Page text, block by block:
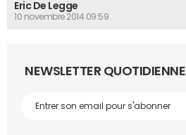
Eric De Legge
10 novembre 2014 09:59
NEWSLETTER QUOTIDIENNE